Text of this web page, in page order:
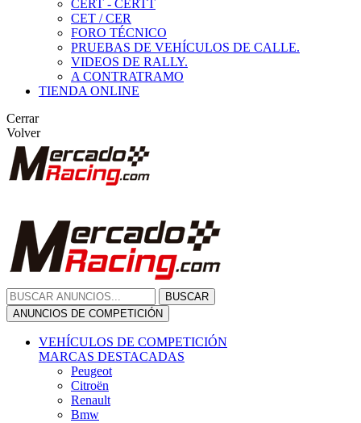
CERT - CERTT
CET / CER
FORO TÉCNICO
PRUEBAS DE VEHÍCULOS DE CALLE.
VIDEOS DE RALLY.
A CONTRATRAMO
TIENDA ONLINE
Cerrar
Volver
BUSCAR
ANUNCIOS DE COMPETICIÓN
VEHÍCULOS DE COMPETICIÓN
MARCAS DESTACADAS
Peugeot
Citroën
Renault
Bmw
Mitsubishi